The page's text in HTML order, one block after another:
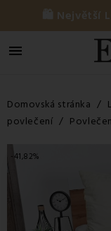
🛍️ Největší

Domovská stránka
povlečení
-41,82%